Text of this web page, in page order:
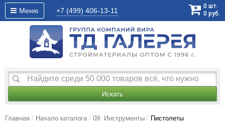
Меню +7 (499) 406-13-11
0 шт.
0 руб.
Искать
Главная Начало каталога 09. Инструменты Пистолеты